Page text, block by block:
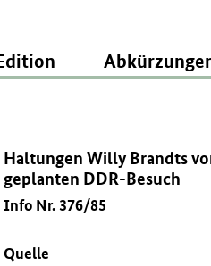
Haltungen Willy Brandts
geplanten DDR-Besuch
Info Nr. 376/85
Quelle